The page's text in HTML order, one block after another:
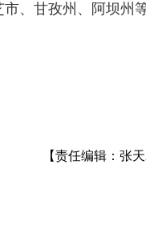
、甘孜州、阿坝州
【责任编辑：张天